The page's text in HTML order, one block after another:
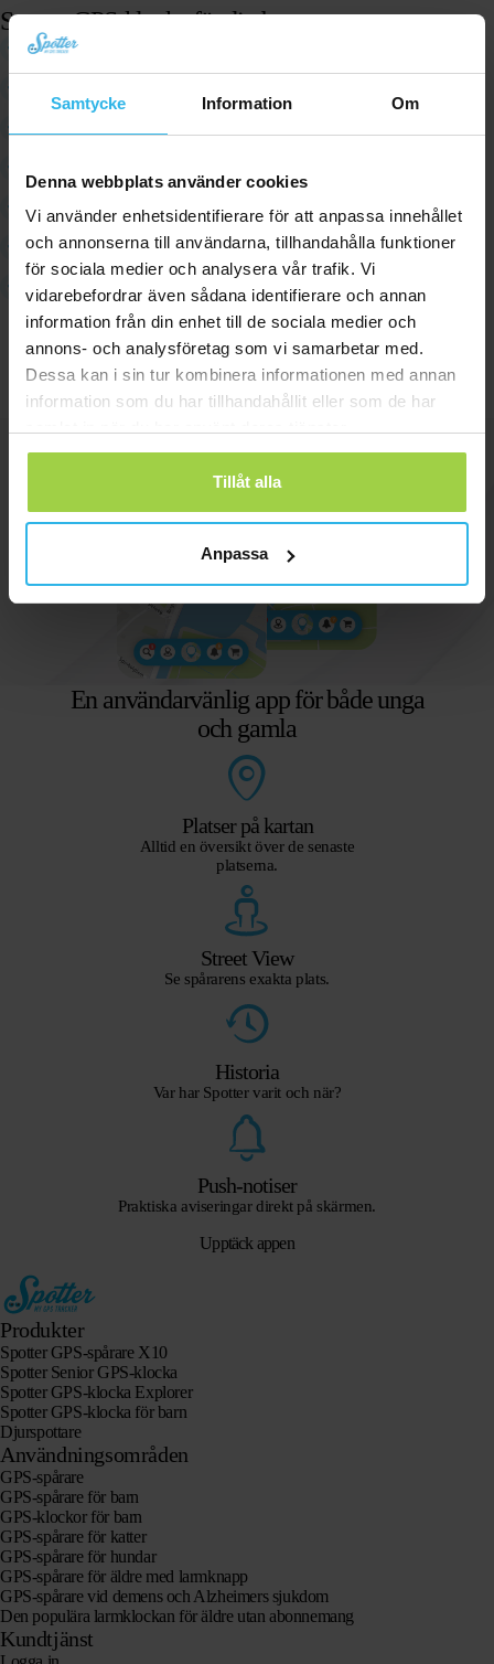
Samtycke Information Om
Denna webbplats använder cookies
Vi använder enhetsidentifierare för att anpassa innehållet
och annonserna till användarna, tillhandahålla funktioner
för sociala medier och analysera vår trafik. Vi
vidarebefordrar även sådana identifierare och annan
information från din enhet till de sociala medier och
annons- och analysföretag som vi samarbetar med.
Dessa kan i sin tur kombinera informationen med annan
information som du har tillhandahållit eller som de har
Tillåt alla
Anpassa
Spotter GPS-klocka för ditt barn
Klocka med unik design
Täckning i hela Europa
Inga abonnemangskostnader, förbetald kort
Beställ direkt
En användarvänlig app för både unga
och gamla
Platser på kartan
Alltid en översikt över de senaste
platserna.
Street View
Se spårarens exakta plats.
Historia
Var har Spotter varit och när?
Push-notiser
Praktiska aviseringar direkt på skärmen.
Upptäck appen
Produkter
Spotter GPS-spårare X10
Spotter Senior GPS-klocka
Spotter GPS-klocka Explorer
Spotter GPS-klocka för barn
Djurspottare
Användningsområden
GPS-spårare
GPS-spårare för barn
GPS-klockor för barn
GPS-spårare för katter
GPS-spårare för hundar
GPS-spårare för äldre med larmknapp
GPS-spårare vid demens och Alzheimers sjukdom
Den populära larmklockan för äldre utan abonnemang
Kundtjänst